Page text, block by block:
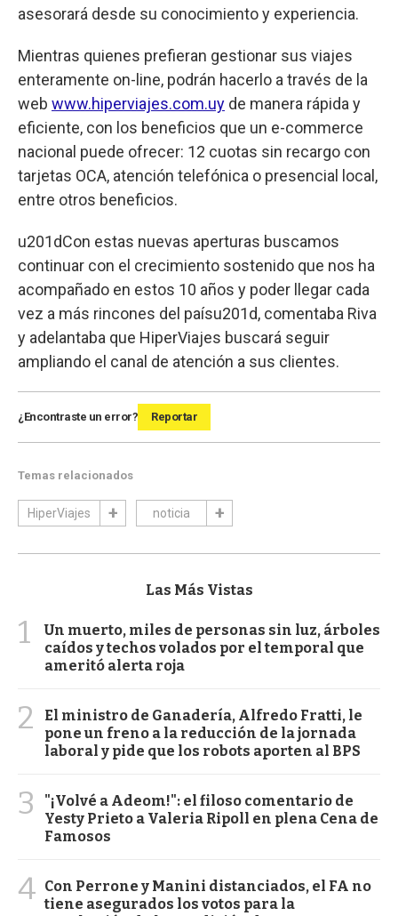
asesorará desde su conocimiento y experiencia.
Mientras quienes prefieran gestionar sus viajes
enteramente on-line, podrán hacerlo a través de la
web www.hiperviajes.com.uy de manera rápida y
eficiente, con los beneficios que un e-commerce
nacional puede ofrecer: 12 cuotas sin recargo con
tarjetas OCA, atención telefónica o presencial local,
entre otros beneficios.
u201dCon estas nuevas aperturas buscamos
continuar con el crecimiento sostenido que nos ha
acompañado en estos 10 años y poder llegar cada
vez a más rincones del paísu201d, comentaba Riva
y adelantaba que HiperViajes buscará seguir
ampliando el canal de atención a sus clientes.
¿Encontraste un error? Reportar
Temas relacionados
HiperViajes noticia
Las Más Vistas
1
Un muerto, miles de personas sin luz, árboles
caídos y techos volados por el temporal que
ameritó alerta roja
2
El ministro de Ganadería, Alfredo Fratti, le
pone un freno a la reducción de la jornada
laboral y pide que los robots aporten al BPS
3
"¡Volvé a Adeom!": el filoso comentario de
Yesty Prieto a Valeria Ripoll en plena Cena de
Famosos
4 Con Perrone y Manini distanciados, el FA no
tiene asegurados los votos para la